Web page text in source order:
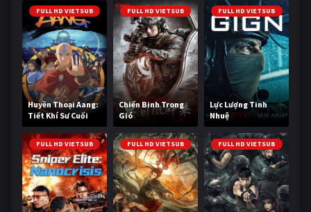
FULL HD VIETSUB
Huyền Thoại Aang:
Tiết Khí Sư Cuối
Cùng
FULL HD VIETSUB
Chiến Binh Trong
Gió
FULL HD VIETSUB
Lực Lượng Tinh
Nhuệ
FULL HD VIETSUB FULL HD VIETSUB FULL HD VIETSUB